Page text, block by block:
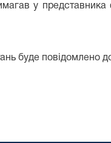
у
буде повідомлено